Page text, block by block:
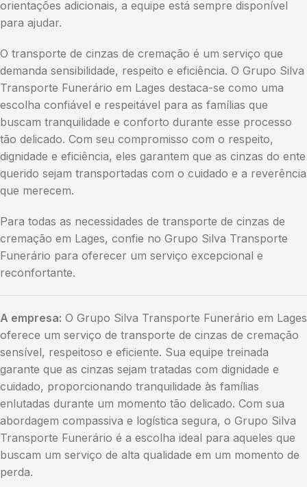
orientações adicionais, a equipe está sempre disponível
para ajudar.
O transporte de cinzas de cremação é um serviço que
demanda sensibilidade, respeito e eficiência. O Grupo Silva
Transporte Funerário em Lages destaca-se como uma
escolha confiável e respeitável para as famílias que
buscam tranquilidade e conforto durante esse processo
tão delicado. Com seu compromisso com o respeito,
dignidade e eficiência, eles garantem que as cinzas do ente
querido sejam transportadas com o cuidado e a reverência
que merecem.
Para todas as necessidades de transporte de cinzas de
cremação em Lages, confie no Grupo Silva Transporte
Funerário para oferecer um serviço excepcional e
reconfortante.
A empresa: O Grupo Silva Transporte Funerário em Lages
oferece um serviço de transporte de cinzas de cremação
sensível, respeitoso e eficiente. Sua equipe treinada
garante que as cinzas sejam tratadas com dignidade e
cuidado, proporcionando tranquilidade às famílias
enlutadas durante um momento tão delicado. Com sua
abordagem compassiva e logística segura, o Grupo Silva
Transporte Funerário é a escolha ideal para aqueles que
buscam um serviço de alta qualidade em um momento de
perda.